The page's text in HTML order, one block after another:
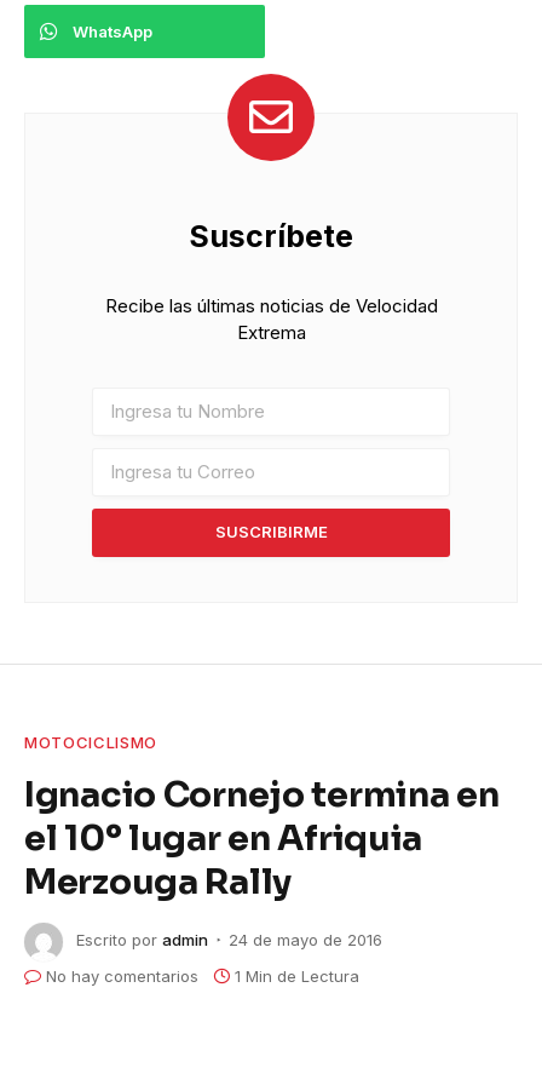
WhatsApp
Suscríbete
Recibe las últimas noticias de Velocidad
Extrema
SUSCRIBIRME
MOTOCICLISMO
Ignacio Cornejo termina en
el 10º lugar en Afriquia
Merzouga Rally
Escrito por admin
24 de mayo de 2016
No hay comentarios
1 Min de Lectura